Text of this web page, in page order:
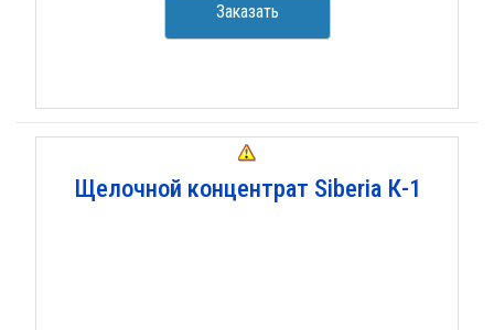
Заказать
Щелочной концентрат Siberia К-1